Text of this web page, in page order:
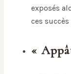
exposés
ces
«